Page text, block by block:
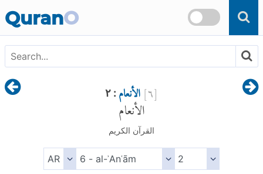
Skip to main content
QuranO
[٦]الأنعام : ٢ الأنعام
القرآن الكريم